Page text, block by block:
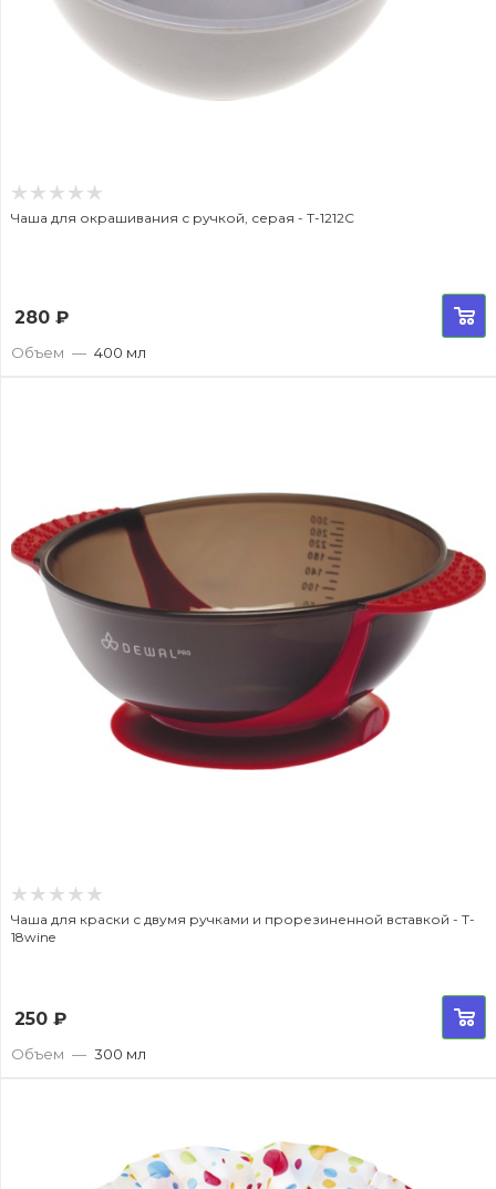
Чаша для окрашивания с ручкой, серая - T-1212С
280 ₽
Объем — 400 мл
Чаша для краски с двумя ручками и прорезиненной вставкой - T-
18wine
250 ₽
Объем — 300 мл